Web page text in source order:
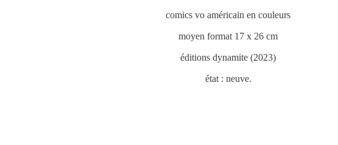
comics vo américain en couleurs
moyen format 17 x 26 cm
éditions dynamite (2023)
état : neuve.